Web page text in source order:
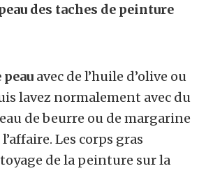
des taches de peinture
avec de l’huile d’olive ou
lavez normalement avec du
de beurre ou de margarine
Les corps gras
de la peinture sur la